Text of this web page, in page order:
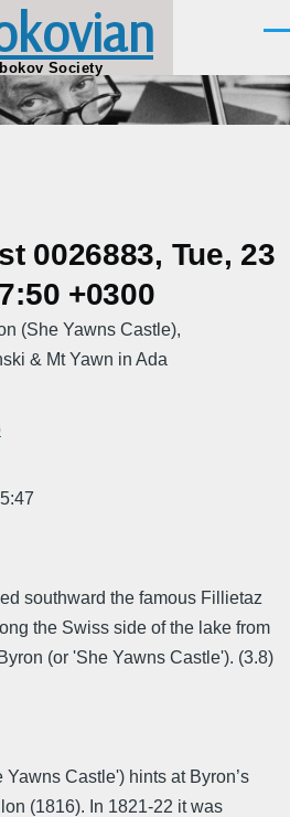
Society
0026883, Tue, 23
+0300
(She Yawns Castle),
& Mt Yawn in Ada
southward the famous Fillietaz
the Swiss side of the lake from
(or 'She Yawns Castle'). (3.8)
Castle') hints at Byron’s
(1816). In 1821-22 it was